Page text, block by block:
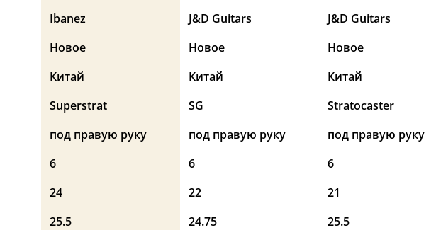
Ibanez J&D Guitars J&D Guitars
Новое Новое Новое
Китай Китай Китай
Superstrat SG Stratocaster
под правую руку под правую руку под правую руку
6 6 6
24 22 21
25.5 24.75 25.5